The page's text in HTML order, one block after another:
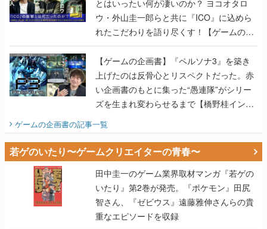
とはいったい何が凄いのか？ ヨコオタロ
ウ・外山圭一郎らと共に『ICO』に込めら
れたこだわりを語り尽くす！【ゲームの企
画書】
【ゲームの企画書】『ペルソナ3』を築き
上げたのは反骨心とリスペクトだった。赤
い企画書のもとに集った“愚連隊”がシリー
ズを生まれ変わらせるまで【橋野桂インタ
ビュー】
ゲームの企画書の記事一覧
若ゲのいたり〜ゲームクリエイターの青春〜
田中圭一のゲーム業界取材マンガ『若ゲの
いたり』第2巻が発売。『ポケモン』田尻
智さん、『ゼビウス』遠藤雅伸さんらの貴
重なエピソードを収録